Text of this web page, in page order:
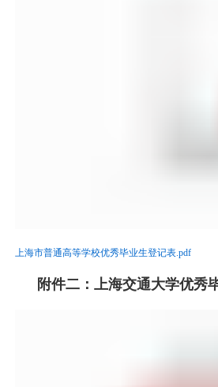
上海市普通高等学校优秀毕业生登记表.pdf
附件二：上海交通大学优秀